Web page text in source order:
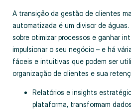
A transição da gestão de clientes
automatizada é um divisor de
sobre otimizar processos e ganhar
impulsionar o seu negócio – e há
fáceis e intuitivas que podem ser
organização de clientes e sua
Relatórios e insights
plataforma, transformam